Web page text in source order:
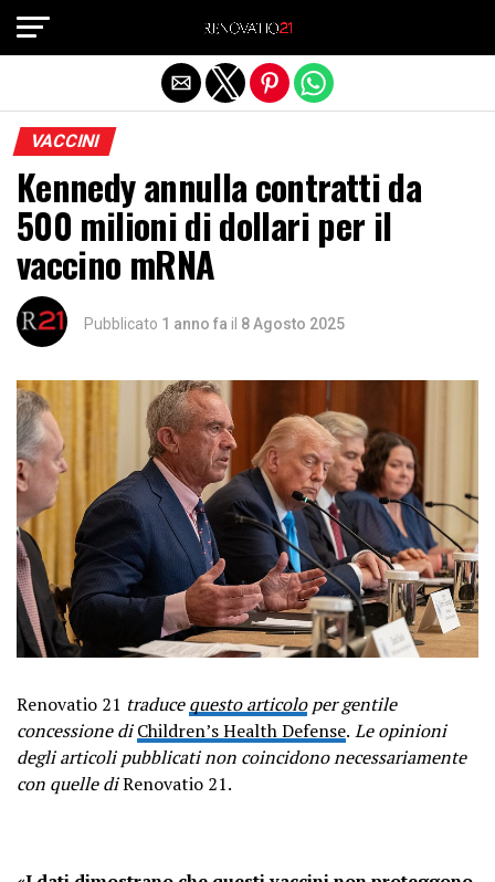
VACCINI
Kennedy annulla contratti da
500 milioni di dollari per il
vaccino mRNA
Pubblicato 1 anno fa il 8 Agosto 2025
Renovatio 21 traducequesto articoloper gentile
concessione di Children’s Health Defense. Le opinioni
degli articoli pubblicati non coincidono necessariamente
con quelle diRenovatio 21.
Exit mobile version